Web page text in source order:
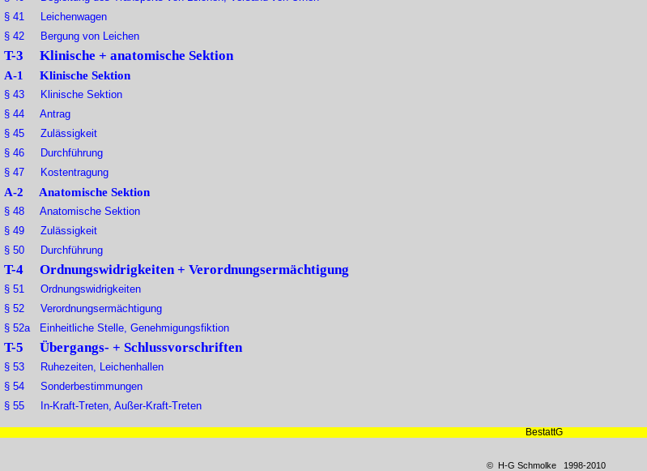
§ 41 Leichenwagen
§ 42 Bergung von Leichen
T-3 Klinische + anatomische Sektion
A-1 Klinische Sektion
§ 43 Klinische Sektion
§ 44 Antrag
§ 45 Zulässigkeit
§ 46 Durchführung
§ 47 Kostentragung
A-2 Anatomische Sektion
§ 48 Anatomische Sektion
§ 49 Zulässigkeit
§ 50 Durchführung
T-4 Ordnungswidrigkeiten + Verordnungsermächtigung
§ 51 Ordnungswidrigkeiten
§ 52 Verordnungsermächtigung
§ 52a Einheitliche Stelle, Genehmigungsfiktion
T-5 Übergangs- + Schlussvorschriften
§ 53 Ruhezeiten, Leichenhallen
§ 54 Sonderbestimmungen
§ 55 In-Kraft-Treten, Außer-Kraft-Treten
BestattG
© H-G Schmolke 1998-2010